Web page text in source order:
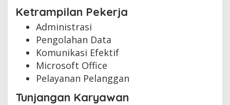
Ketrampilan Pekerja
Administrasi
Pengolahan Data
Komunikasi Efektif
Microsoft Office
Pelayanan Pelanggan
Tunjangan Karyawan